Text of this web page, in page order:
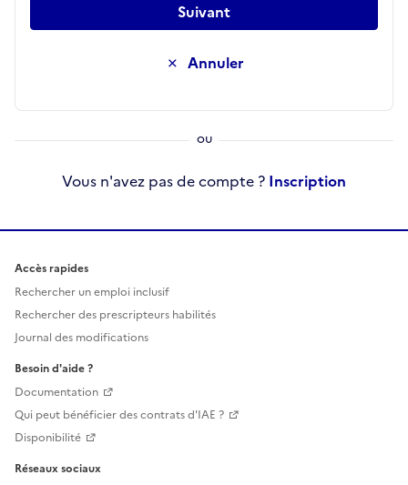
Annuler
Suivant
Vous n'avez pas de compte ? Inscription
Accès rapides
Rechercher un emploi inclusif
Rechercher des prescripteurs habilités
Journal des modifications
Besoin d'aide ?
Documentation
Qui peut bénéficier des contrats d'IAE ?
Disponibilité
Réseaux sociaux